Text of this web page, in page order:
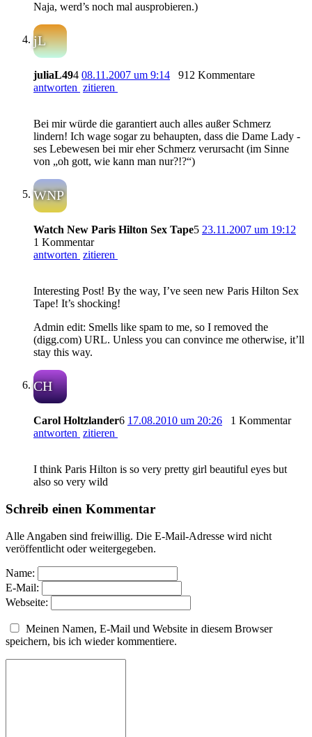
Naja, werd’s noch mal ausprobieren.)
jL
juliaL494 08.11.2007 um 9:14
912 Kommentare
antworten zitieren
Bei mir würde die garantiert auch alles außer Schmerz
lindern! Ich wage sogar zu behaupten, dass die Dame Lady -
ses Lebewesen bei mir eher Schmerz verursacht (im Sinne
von „oh gott, wie kann man nur?!?“)
WNP
Watch New Paris Hilton Sex Tape5 23.11.2007 um 19:12
1 Kommentar
antworten zitieren
Interesting Post! By the way, I’ve seen new Paris Hilton Sex
Tape! It’s shocking!
Admin edit: Smells like spam to me, so I removed the
(digg.com) URL. Unless you can convince me otherwise, it’ll
stay this way.
CH
Carol Holtzlander6 17.08.2010 um 20:26
1 Kommentar
antworten zitieren
I think Paris Hilton is so very pretty girl beautiful eyes but
also so very wild
Schreib einen Kommentar
Alle Angaben sind freiwillig. Die E-Mail-Adresse wird nicht
veröffentlicht oder weitergegeben.
Name:
E-Mail:
Webseite:
Meinen Namen, E-Mail und Website in diesem Browser
speichern, bis ich wieder kommentiere.